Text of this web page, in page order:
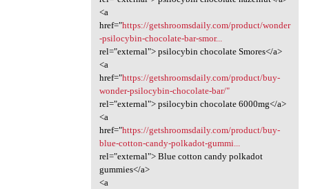
<a
href="https://getshroomsdaily.com/product/wonder
-psilocybin-chocolate-bar-smor...
rel="external"> psilocybin chocolate Smores</a>
<a
href="https://getshroomsdaily.com/product/buy-
wonder-psilocybin-chocolate-bar/"
rel="external"> psilocybin chocolate 6000mg</a>
<a
href="https://getshroomsdaily.com/product/buy-
blue-cotton-candy-polkadot-gummi...
rel="external"> Blue cotton candy polkadot
gummies</a>
<a